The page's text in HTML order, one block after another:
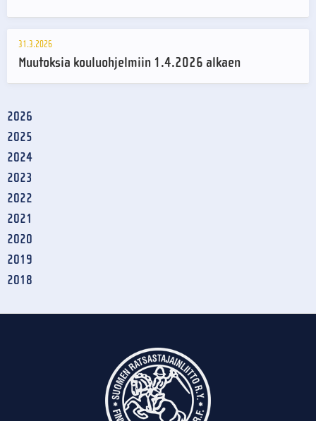
31.3.2026
Muutoksia kouluohjelmiin 1.4.2026 alkaen
2026
2025
2024
2023
2022
2021
2020
2019
2018